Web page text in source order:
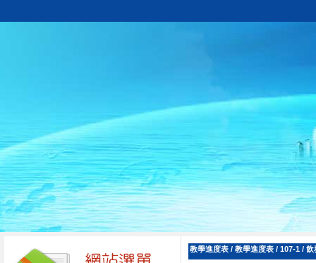
教學進度表 / 教學進度表 / 107-1 / 飲